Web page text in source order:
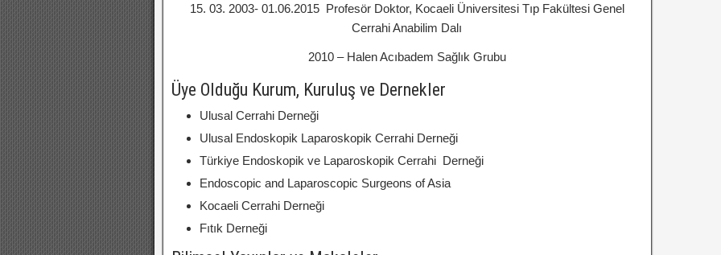
15. 03. 2003- 01.06.2015 Profesör Doktor, Kocaeli Üniversitesi Tıp Fakültesi Genel
Cerrahi Anabilim Dalı
2010 – Halen Acıbadem Sağlık Grubu
Üye Olduğu Kurum, Kuruluş ve Dernekler
Ulusal Cerrahi Derneği
Ulusal Endoskopik Laparoskopik Cerrahi Derneği
Türkiye Endoskopik ve Laparoskopik Cerrahi Derneği
Endoscopic and Laparoscopic Surgeons of Asia
Kocaeli Cerrahi Derneği
Fıtık Derneği